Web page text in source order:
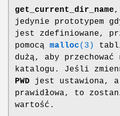
get_current_dir_name,
jedynie prototypem
jest zdefiniowane,
pomocą malloc(3)
dużą, aby przechować
katalogu. Jeśli
PWD jest ustawiona,
prawidłowa, to
wartość.